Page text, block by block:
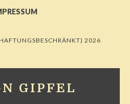
2026
GIPFEL